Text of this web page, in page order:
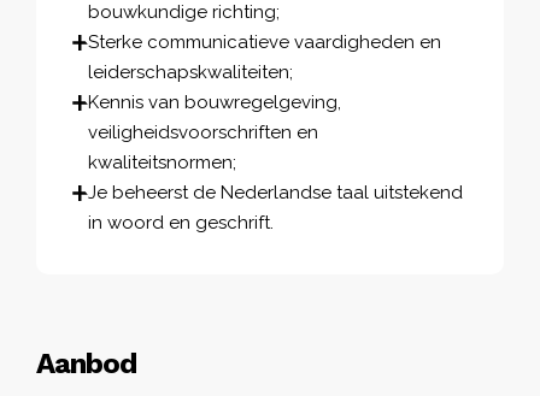
Aanbod
bouwkundige richting;
Sterke communicatieve vaardigheden en
leiderschapskwaliteiten;
Kennis van bouwregelgeving,
veiligheidsvoorschriften en
kwaliteitsnormen;
Je beheerst de Nederlandse taal uitstekend
in woord en geschrift.